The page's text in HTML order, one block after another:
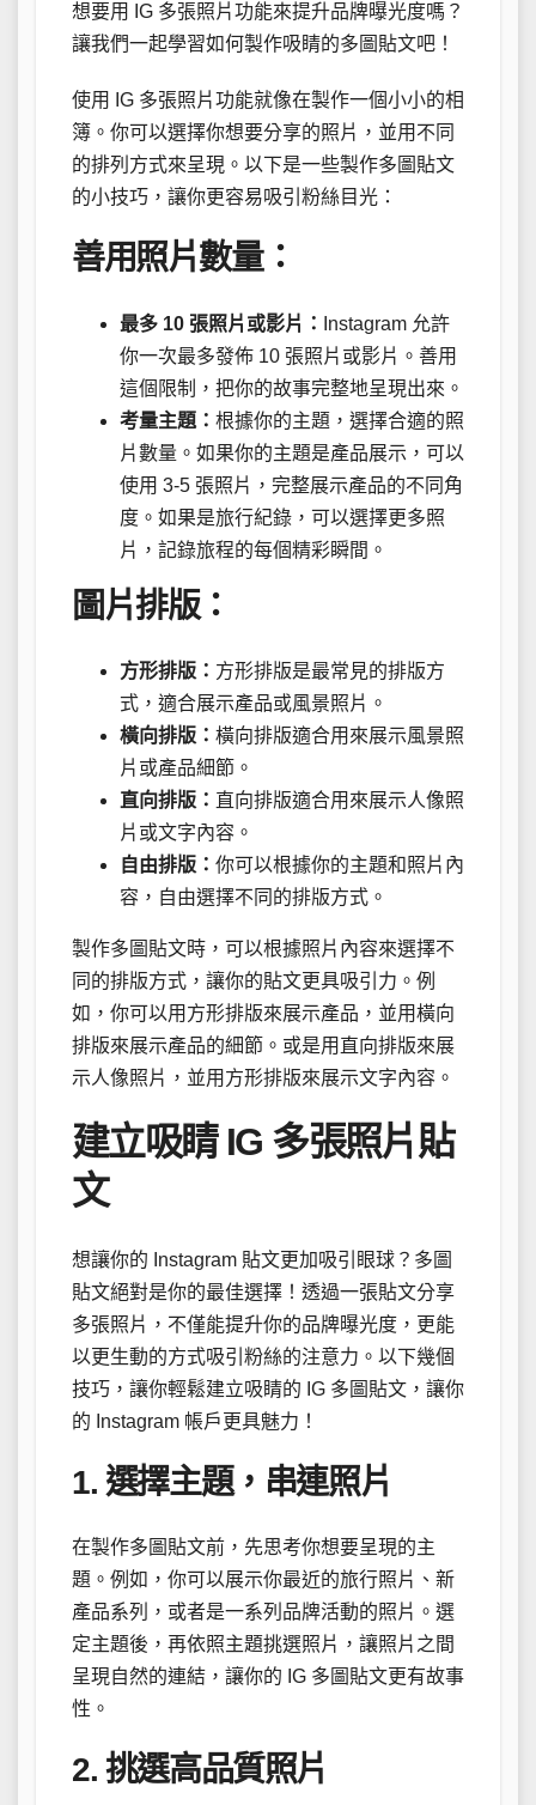
想要用 IG 多張照片功能來提升品牌曝光度嗎？
讓我們一起學習如何製作吸睛的多圖貼文吧！
使用 IG 多張照片功能就像在製作一個小小的相
簿。你可以選擇你想要分享的照片，並用不同
的排列方式來呈現。以下是一些製作多圖貼文
的小技巧，讓你更容易吸引粉絲目光：
善用照片數量：
最多 10 張照片或影片：
Instagram 允許
你一次最多發佈 10 張照片或影片。善用
這個限制，把你的故事完整地呈現出來。
考量主題： 根據你的主題，選擇合適的照
片數量。如果你的主題是產品展示，可以
使用 3-5 張照片，完整展示產品的不同角
度。如果是旅行紀錄，可以選擇更多照
片，記錄旅程的每個精彩瞬間。
圖片排版：
方形排版： 方形排版是最常見的排版方
式，適合展示產品或風景照片。
橫向排版： 橫向排版適合用來展示風景照
片或產品細節。
直向排版： 直向排版適合用來展示人像照
片或文字內容。
自由排版： 你可以根據你的主題和照片內
容，自由選擇不同的排版方式。
製作多圖貼文時，可以根據照片內容來選擇不
同的排版方式，讓你的貼文更具吸引力。例
如，你可以用方形排版來展示產品，並用橫向
排版來展示產品的細節。或是用直向排版來展
示人像照片，並用方形排版來展示文字內容。
建立吸睛 IG 多張照片貼
文
想讓你的 Instagram 貼文更加吸引眼球？多圖
貼文絕對是你的最佳選擇！透過一張貼文分享
多張照片，不僅能提升你的品牌曝光度，更能
以更生動的方式吸引粉絲的注意力。以下幾個
技巧，讓你輕鬆建立吸睛的 IG 多圖貼文，讓你
的 Instagram 帳戶更具魅力！
1. 選擇主題，串連照片
在製作多圖貼文前，先思考你想要呈現的主
題。例如，你可以展示你最近的旅行照片、新
產品系列，或者是一系列品牌活動的照片。選
定主題後，再依照主題挑選照片，讓照片之間
呈現自然的連結，讓你的 IG 多圖貼文更有故事
性。
2. 挑選高品質照片